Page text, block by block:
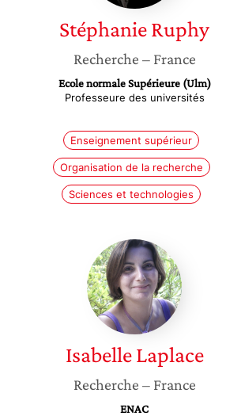
StéphanieRuphy
Recherche – France
Ecole normale Supérieure (Ulm)
Professeure des universités
Enseignement supérieur
Organisation de la recherche
Sciences et technologies
Isabelle
Laplace
Isabelle Laplace
Recherche – France
ENAC